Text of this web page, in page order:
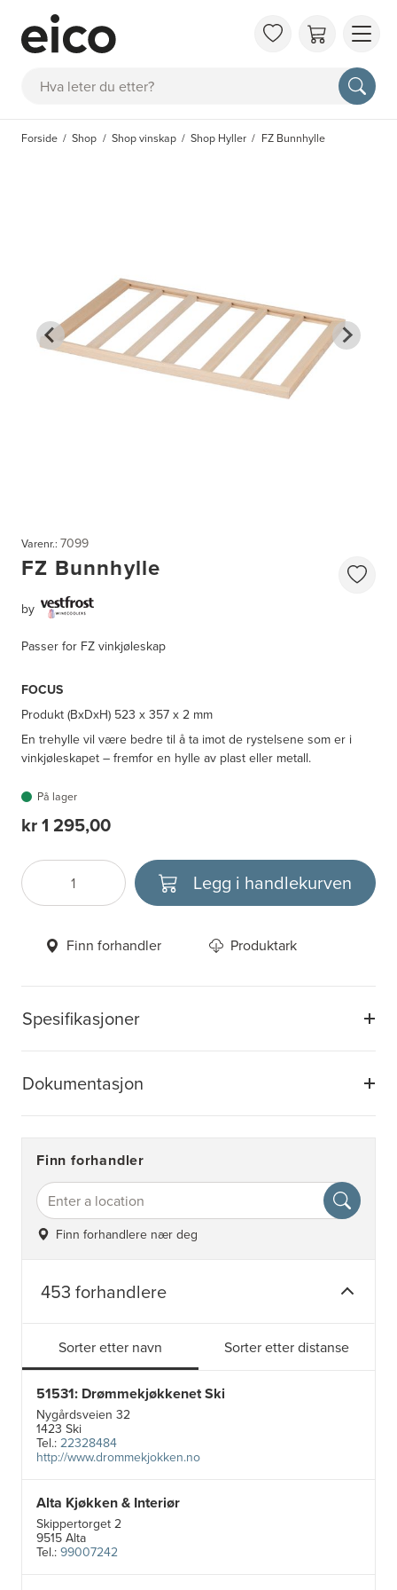
Søk
OM
FAQ
Forside Shop Shop vinskap Shop Hyller FZ Bunnhylle
Spesifikasjoner
Dokumentasjon
Varenr.: 7099
FZ Bunnhylle
by
Passer for FZ vinkjøleskap
FOCUS
Produkt (BxDxH) 523 x 357 x 2 mm
En trehylle vil være bedre til å ta imot de rystelsene som er i
vinkjøleskapet – fremfor en hylle av plast eller metall.
På lager
kr 1 295,00
Antall
Velg enhet Legg i handlekurven
Finn forhandler Produktark
Finn forhandler
Finn forhandlere nær deg
453 forhandlere
Sorter etter navn Sorter etter distanse
51531: Drømmekjøkkenet Ski
Nygårdsveien 32
1423 Ski
Tel.:22328484
http://www.drommekjokken.no
Alta Kjøkken & Interiør
Skippertorget 2
9515 Alta
Tel.:99007242